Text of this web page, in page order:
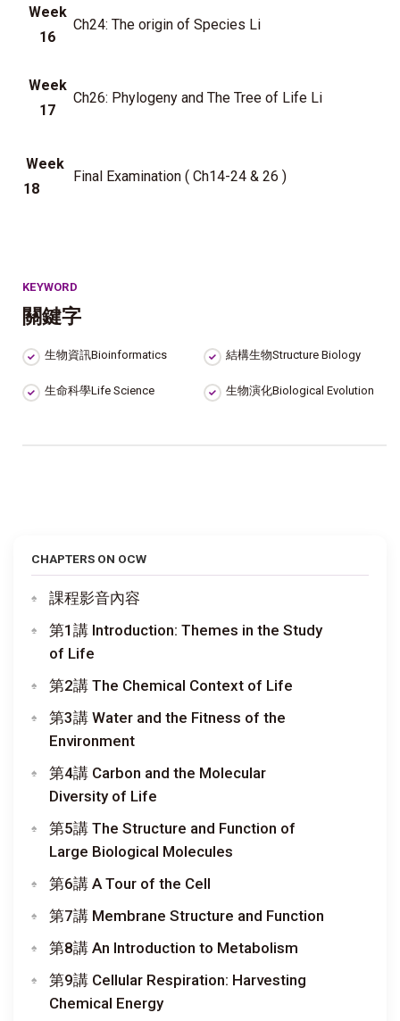
Week
16
Ch24: The origin of Species Li
Week
17
Ch26: Phylogeny and The Tree of Life Li
Week
18
Final Examination ( Ch14-24 & 26 )
KEYWORD
關鍵字
生物資訊Bioinformatics 結構生物Structure Biology
生命科學Life Science 生物演化Biological Evolution
CHAPTERS ON OCW
課程影音內容
第1講 Introduction: Themes in the Study
of Life
第2講 The Chemical Context of Life
第3講 Water and the Fitness of the
Environment
第4講 Carbon and the Molecular
Diversity of Life
第5講 The Structure and Function of
Large Biological Molecules
第6講 A Tour of the Cell
第7講 Membrane Structure and Function
第8講 An Introduction to Metabolism
第9講 Cellular Respiration: Harvesting
Chemical Energy